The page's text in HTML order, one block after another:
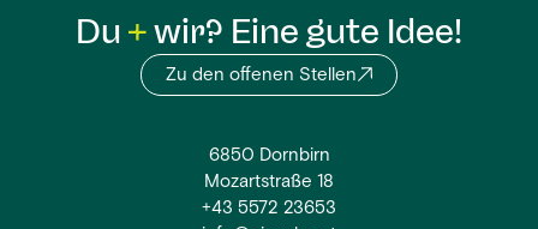
Du wir? Eine gute Idee!
Zu den offenen Stellen
6850 Dornbirn
Mozartstraße 18
+43 5572 23653